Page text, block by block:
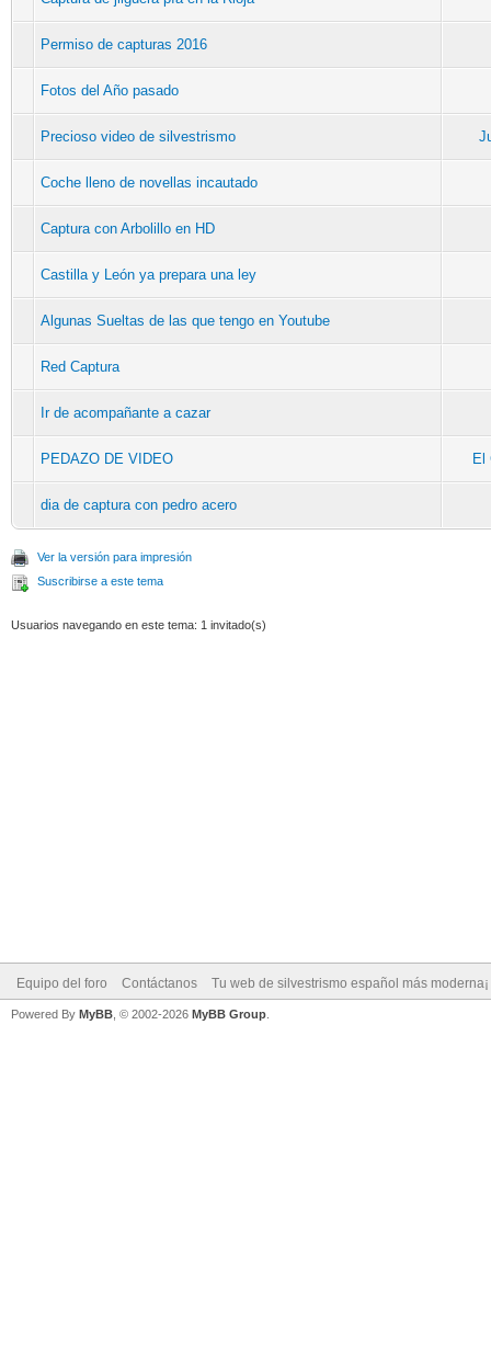
Permiso de capturas 2016
Fotos del Año pasado
Precioso video de silvestrismo
Coche lleno de novellas incautado
Captura con Arbolillo en HD
Castilla y León ya prepara una ley
Algunas Sueltas de las que tengo en Youtube
Red Captura
Ir de acompañante a cazar
PEDAZO DE VIDEO El
dia de captura con pedro acero
Ver la versión para impresión
Suscribirse a este tema
Usuarios navegando en este tema: 1 invitado(s)
Equipo del foro Contáctanos Tu web de silvestrismo español más moderna¡
Powered By MyBB , © 2002-2026 MyBB Group